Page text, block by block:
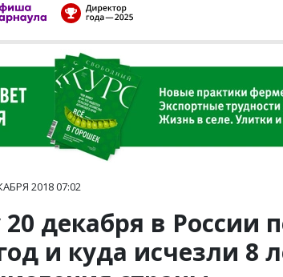
201807:02
декабря в России
и куда исчезли 8